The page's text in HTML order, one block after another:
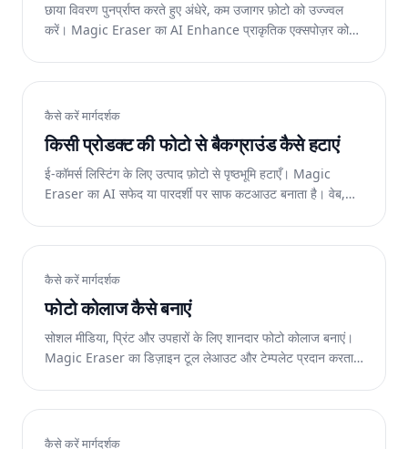
छाया विवरण पुनर्प्राप्त करते हुए अंधेरे, कम उजागर फ़ोटो को उज्ज्वल
करें। Magic Eraser का AI Enhance प्राकृतिक एक्सपोज़र को
कैसे करें मार्गदर्शक
किसी प्रोडक्ट की फोटो से बैकग्राउंड कैसे हटाएं
ई-कॉमर्स लिस्टिंग के लिए उत्पाद फ़ोटो से पृष्ठभूमि हटाएँ। Magic
Eraser का AI सफेद या पारदर्शी पर साफ कटआउट बनाता है। वेब,
कैसे करें मार्गदर्शक
फोटो कोलाज कैसे बनाएं
सोशल मीडिया, प्रिंट और उपहारों के लिए शानदार फोटो कोलाज बनाएं।
Magic Eraser का डिज़ाइन टूल लेआउट और टेम्पलेट प्रदान करता
कैसे करें मार्गदर्शक